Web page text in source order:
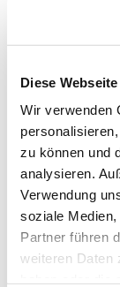
Diese
Wir verwenden
zu können und
analysieren.
Verwendung
soziale
Partner führen
weiteren Daten